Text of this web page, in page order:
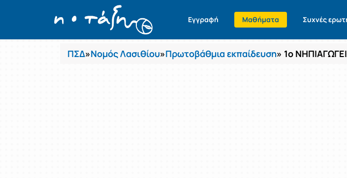
Εγγραφή Μαθήματα Συχνές
Μαθήματα
ΠΣΔ»Νομός Λασιθίου»Πρωτοβάθμια εκπαίδευση» 1ο